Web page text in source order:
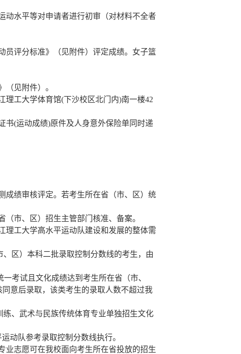
动水平等对申请者进行初审（对材料不全者
员评分标准》（见附件）评定成绩。女子篮
（见附件）。
理工大学体育馆(下沙校区北门内)南一楼42
书(运动成绩)原件及人身意外保险单同时递
成绩审核评定。若考生所在省（市、区）统
市、区）招生主管部门核准、备案。
理工大学高水平运动队建设和发展的整体需
区）本科二批录取控制分数线的考生，由
考试且文化成绩达到考生所在省（市、
意后录取，该类考生的录取人数不超过我
、武术与民族传统体育专业单独招生文化
动队参考录取控制分数线执行。
业志愿可在我校面向考生所在省投放的招生